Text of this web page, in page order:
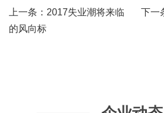
上一条： 2017失业潮将来临 下一
的风向标